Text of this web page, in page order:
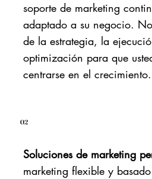
soporte de marketing
adaptado a su negocio.
de la estrategia, la
optimización para que
centrarse en el crecimiento.
02
Soluciones de marketing
marketing flexible y